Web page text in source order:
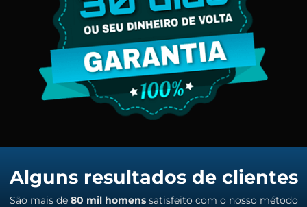
Alguns resultados de clientes
São mais de 80 mil homenssatisfeito com o nosso método